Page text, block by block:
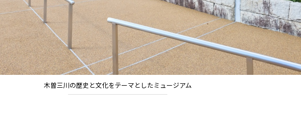
木曽三川の歴史と文化をテーマとしたミュージアム